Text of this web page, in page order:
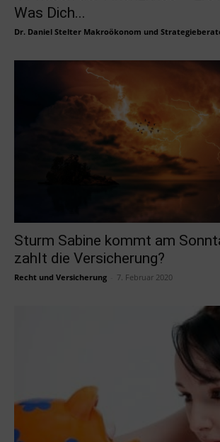
Was Dich...
Dr. Daniel Stelter Makroökonom und
Sturm Sabine kommt am
zahlt die Versicherung?
Recht und Versicherung 7. Februar 2020